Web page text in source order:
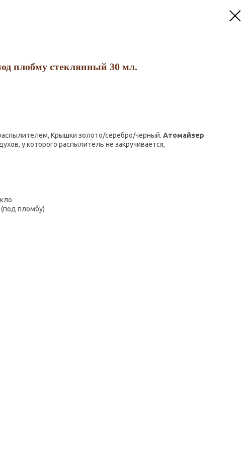
плобму стеклянный 30 мл.
Крышки золото/серебро/черный. Атомайзер
у которого распылитель не закручивается,
пломбу)